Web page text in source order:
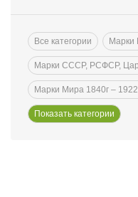
Все категории Марки
Марки СССР, РСФСР,
Марки Мира 1840г –